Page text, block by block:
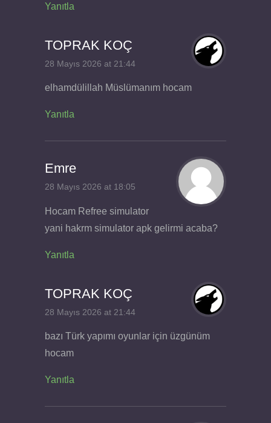
Yanıtla
TOPRAK KOÇ
28 Mayıs 2026 at 21:44
elhamdülillah Müslümanım hocam
Yanıtla
Emre
28 Mayıs 2026 at 18:05
Hocam Refree simulator
yani hakrm simulator apk gelirmi acaba?
Yanıtla
TOPRAK KOÇ
28 Mayıs 2026 at 21:44
bazı Türk yapımı oyunlar için üzgünüm
hocam
Yanıtla